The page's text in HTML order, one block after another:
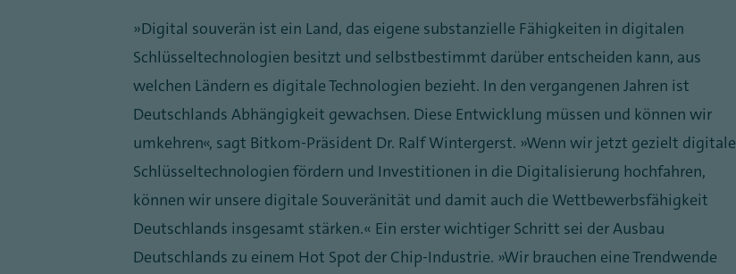
„Digital souverän ist ein Land, das eigene substanzielle Fähigkeiten in digitalen
Schlüsseltechnologien besitzt und selbstbestimmt darüber entscheiden kann, aus
welchen Ländern es digitale Technologien bezieht. In den vergangenen Jahren ist
Deutschlands Abhängigkeit gewachsen. Diese Entwicklung müssen und können wir
umkehren“, sagt Bitkom-Präsident Dr. Ralf Wintergerst. „Wenn wir jetzt gezielt digitale
Schlüsseltechnologien fördern und Investitionen in die Digitalisierung hochfahren,
können wir unsere digitale Souveränität und damit auch die Wettbewerbsfähigkeit
Deutschlands insgesamt stärken.“ Ein erster wichtiger Schritt sei der Ausbau
Deutschlands zu einem Hot Spot der Chip-Industrie. „Wir brauchen eine Trendwende